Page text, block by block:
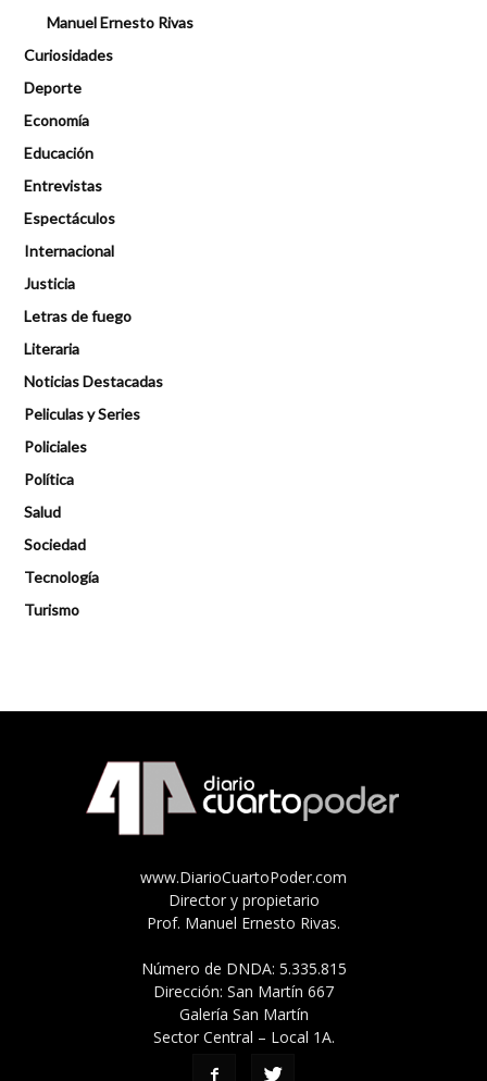
Manuel Ernesto Rivas
Curiosidades
Deporte
Economía
Educación
Entrevistas
Espectáculos
Internacional
Justicia
Letras de fuego
Literaria
Noticias Destacadas
Peliculas y Series
Policiales
Política
Salud
Sociedad
Tecnología
Turismo
www.DiarioCuartoPoder.com
Director y propietario
Prof. Manuel Ernesto Rivas.
Número de DNDA: 5.335.815
Dirección: San Martín 667
Galería San Martín
Sector Central – Local 1A.